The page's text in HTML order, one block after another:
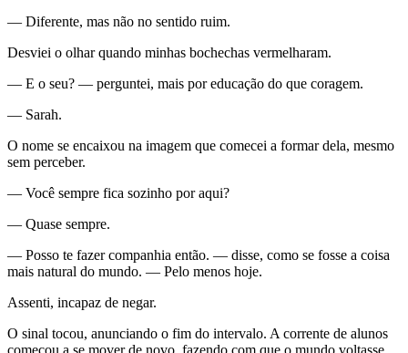
— Diferente, mas não no sentido ruim.
Desviei o olhar quando minhas bochechas vermelharam.
— E o seu? — perguntei, mais por educação do que coragem.
— Sarah.
O nome se encaixou na imagem que comecei a formar dela, mesmo
sem perceber.
— Você sempre fica sozinho por aqui?
— Quase sempre.
— Posso te fazer companhia então. — disse, como se fosse a coisa
mais natural do mundo. — Pelo menos hoje.
Assenti, incapaz de negar.
O sinal tocou, anunciando o fim do intervalo. A corrente de alunos
começou a se mover de novo, fazendo com que o mundo voltasse